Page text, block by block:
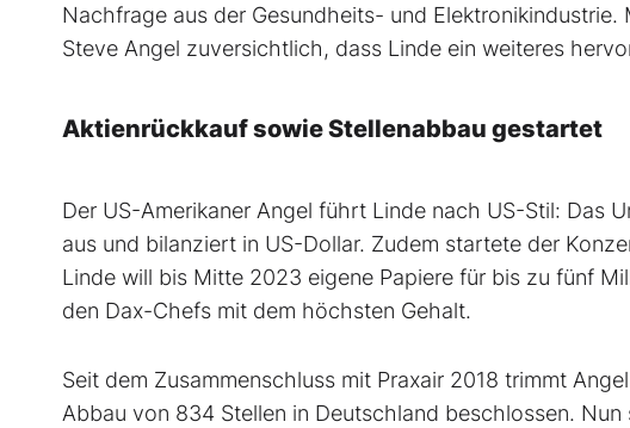
Nachfrage aus der Gesundheits- und
Steve Angel zuversichtlich, dass Linde ein weiteres
Aktienrückkauf sowie Stellenabbau gestartet
Der US-Amerikaner Angel führt Linde nach US-Stil: Das
aus und bilanziert in US-Dollar. Zudem startete der
Linde will bis Mitte 2023 eigene Papiere für bis zu fünf
den Dax-Chefs mit dem höchsten Gehalt.
Seit dem Zusammenschluss mit Praxair 2018 trimmt
Abbau von 834 Stellen in Deutschland beschlossen.